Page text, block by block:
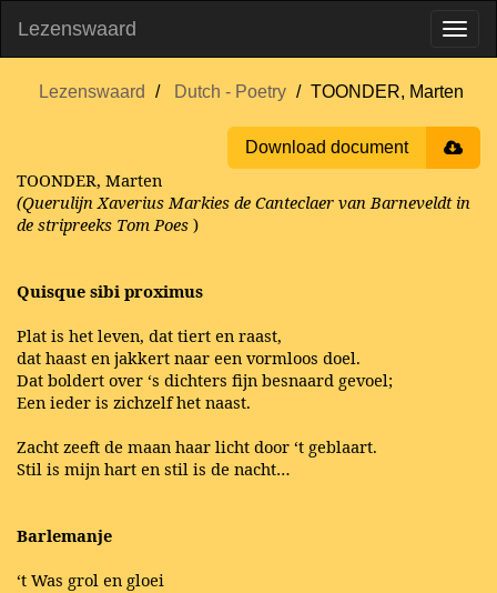
Lezenswaard
Lezenswaard Dutch - Poetry TOONDER, Marten
Download document
TOONDER, Marten
(Querulijn Xaverius Markies de Canteclaer van Barneveldt in
de stripreeks Tom Poes )
Quisque sibi proximus
Plat is het leven, dat tiert en raast,
dat haast en jakkert naar een vormloos doel.
Dat boldert over ‘s dichters fijn besnaard gevoel;
Een ieder is zichzelf het naast.
Zacht zeeft de maan haar licht door ‘t geblaart.
Stil is mijn hart en stil is de nacht…
Barlemanje
‘t Was grol en gloei